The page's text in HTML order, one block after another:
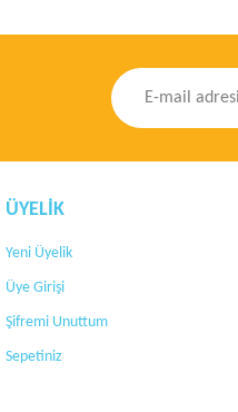
ÜYELİK
Yeni Üyelik
Üye Girişi
Şifremi Unuttum
Sepetiniz